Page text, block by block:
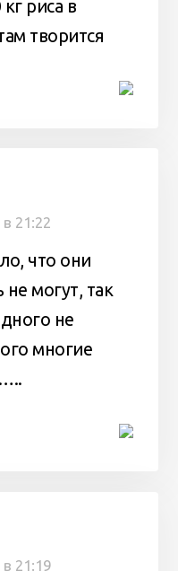
риса в
творится
21:22
что они
не могут, так
не
многие
21:19